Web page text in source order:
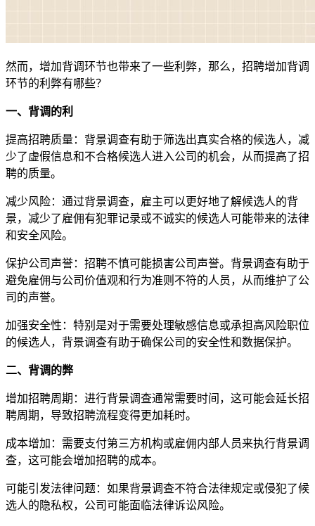
然而，增加背调环节也带来了一些利弊，那么，招聘增加背调
环节的利弊有哪些？
一、背调的利
提高招聘质量：背景调查有助于筛选出真实合格的候选人，减
少了虚假信息和不合格候选人进入公司的机会，从而提高了招
聘的质量。
减少风险：通过背景调查，雇主可以更好地了解候选人的背
景，减少了雇佣有犯罪记录或不诚实的候选人可能带来的法律
和安全风险。
保护公司声誉：招聘不慎可能损害公司声誉。背景调查有助于
避免雇佣与公司价值观和行为准则不符的人员，从而维护了公
司的声誉。
加强安全性：特别是对于需要处理敏感信息或承担高风险职位
的候选人，背景调查有助于确保公司的安全性和数据保护。
二、背调的弊
增加招聘周期：进行背景调查通常需要时间，这可能会延长招
聘周期，导致招聘流程变得更加耗时。
成本增加：需要支付第三方机构或雇佣内部人员来执行背景调
查，这可能会增加招聘的成本。
可能引发法律问题：如果背景调查不符合法律规定或侵犯了候
选人的隐私权，公司可能面临法律诉讼风险。